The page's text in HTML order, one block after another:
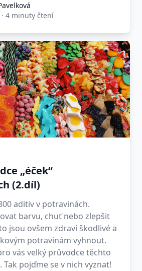
· 4 minuty čtení
„éček“
(2.díl)
aditiv v potravinách.
barvu, chuť nebo zlepšit
jsou ovšem zdraví škodlivé a
potravinám vyhnout.
vás velký průvodce těchto
pojďme se v nich vyznat!